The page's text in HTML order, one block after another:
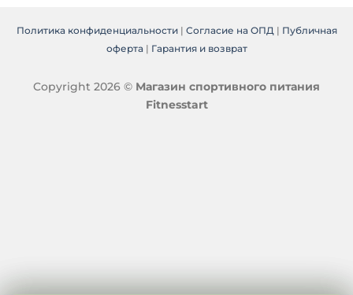
Политика конфиденциальности| Согласие на ОПД | Публичная
оферта | Гарантия и возврат
Copyright 2026 © Магазин спортивного питания
Fitnesstart